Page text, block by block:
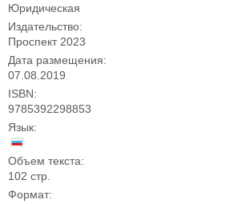
Юридическая
Издательство:
Проспект 2023
Дата размещения:
07.08.2019
ISBN:
9785392298853
Язык:
Объем текста:
102 стр.
Формат: